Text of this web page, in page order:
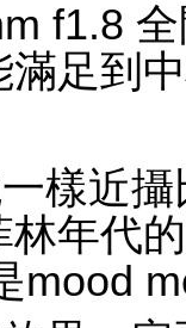
f1.8
足到
樣近
林年代
mood